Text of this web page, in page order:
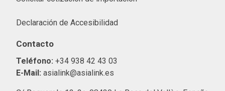
Declaración de Accesibilidad
Contacto
Teléfono: +34 938 42 43 03
E-Mail: asialink@asialink.es